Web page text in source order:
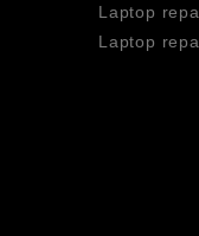
Laptop
Laptop